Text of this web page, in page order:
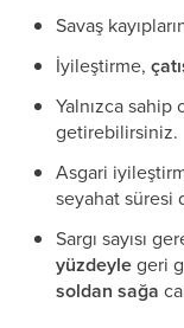
Savaş
İyileştirme,
Yalnızca
getirebilirsiniz.
Asgari
seyahat süresi
Sargı sayısı
yüzdeylegeri
soldan sağa